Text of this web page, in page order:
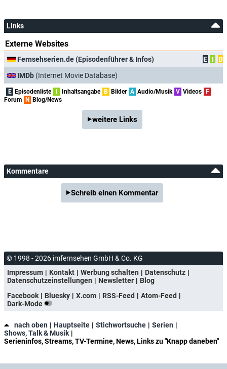
Links
Externe Websites
Fernsehserien.de (Episodenführer & Infos) E I
B
IMDb (Internet Movie Database)
E Episodenliste Inhaltsangabe B Bilder A Audio/Musik V Videos
F
Forum
N Blog/News
weitere Links
Kommentare
Schreib einen Kommentar
© 1998 - 2026 imfernsehen GmbH & Co. KG
Impressum
Kontakt Werbung schalten
Datenschutz
Datenschutzeinstellungen
Newsletter
Blog
Facebook
Bluesky X.com RSS-Feed
Atom-Feed
Dark-Mode
nach oben Hauptseite Stichwortsuche
Serien
Shows, Talk & Musik
Serieninfos, Streams, TV-Termine, News, Links zu "Knapp daneben"